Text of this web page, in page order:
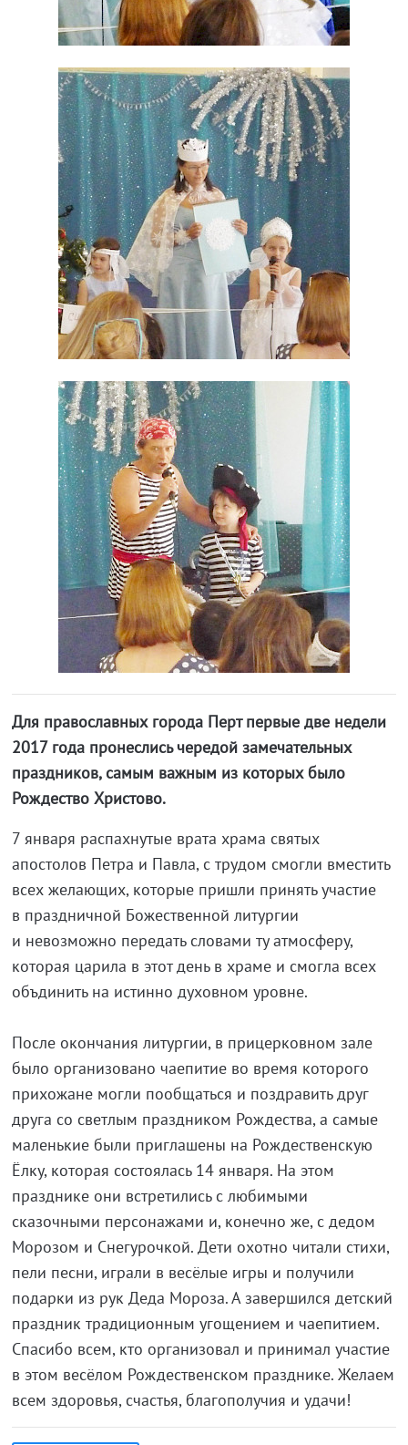
Для православных города Перт первые две недели
2017 года пронеслись чередой замечательных
праздников, самым важным из которых было
Рождество Христово.
7 января распахнутые врата храма святых
апостолов Петра и Павла, с трудом смогли вместить
всех желающих, которые пришли принять участие
в праздничной Божественной литургии
и невозможно передать словами ту атмосферу,
которая царила в этот день в храме и смогла всех
объдинить на истинно духовном уровне.
После окончания литургии, в прицерковном зале
было организовано чаепитие во время которого
прихожане могли пообщаться и поздравить друг
друга со светлым праздником Рождества, а самые
маленькие были приглашены на Рождественскую
Ёлку, которая состоялась 14 января. На этом
празднике они встретились с любимыми
сказочными персонажами и, конечно же, с дедом
Морозом и Снегурочкой. Дети охотно читали стихи,
пели песни, играли в весёлые игры и получили
подарки из рук Деда Мороза. А завершился детский
праздник традиционным угощением и чаепитием.
Спасибо всем, кто организовал и принимал участие
в этом весёлом Рождественском празднике. Желаем
всем здоровья, счастья, благополучия и удачи!